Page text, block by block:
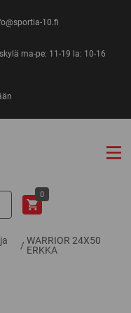
10.fi
ma-pe: 11-19 la: 10-16
0
/ WARRIOR 24X50
ERKKA